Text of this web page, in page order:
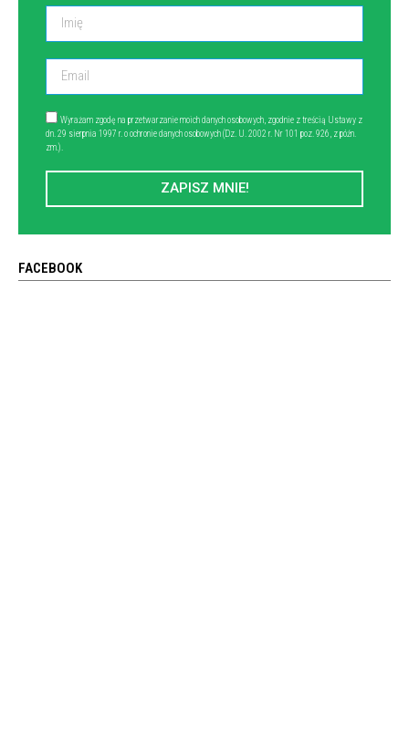
Wyrażam zgodę na przetwarzanie moich danych osobowych, zgodnie z treścią Ustawy z
dn. 29 sierpnia 1997 r. o ochronie danych osobowych (Dz. U. 2002 r. Nr 101 poz. 926, z późn.
zm.).
ZAPISZ MNIE!
FACEBOOK